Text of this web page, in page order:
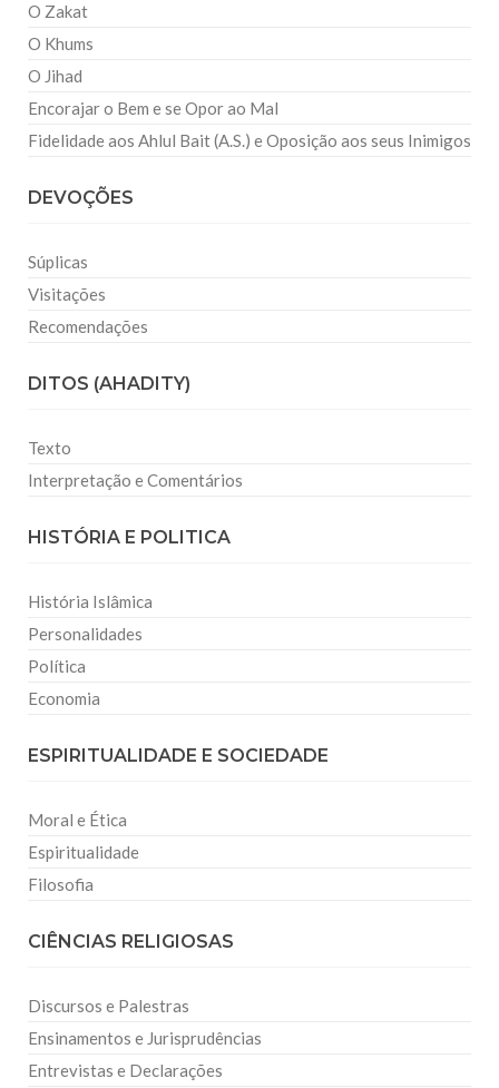
O Zakat
O Khums
O Jihad
Encorajar o Bem e se Opor ao Mal
Fidelidade aos Ahlul Bait (A.S.) e Oposição aos seus Inimigos
DEVOÇÕES
Súplicas
Visitações
Recomendações
DITOS (AHADITY)
Texto
Interpretação e Comentários
HISTÓRIA E POLITICA
História Islâmica
Personalidades
Política
Economia
ESPIRITUALIDADE E SOCIEDADE
Moral e Ética
Espiritualidade
Filosofia
CIÊNCIAS RELIGIOSAS
Discursos e Palestras
Ensinamentos e Jurisprudências
Entrevistas e Declarações